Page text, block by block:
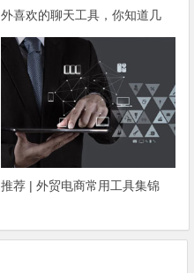
外喜欢的聊天工具，你知道几
种？
推荐 | 外贸电商常用工具集锦